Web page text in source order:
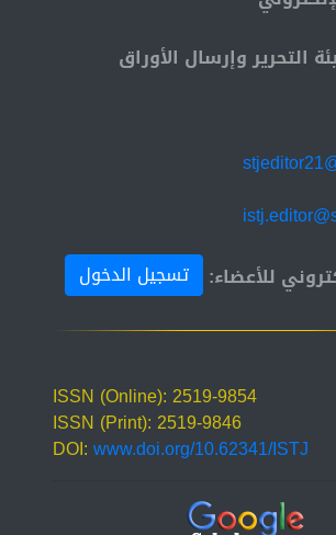
التحرير وإرسال الأوراق
للأعضاء:
تسجيل الدخول
ISSN (Online): 2519-9854
ISSN (Print): 2519-9846
DOI:www.doi.org/10.62341/ISTJ